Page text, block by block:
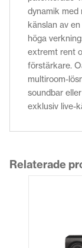
dynamik med
känslan av
höga
extremt rent
förstärkare.
multiroom-
soundbar
exklusiv live-
Relaterade